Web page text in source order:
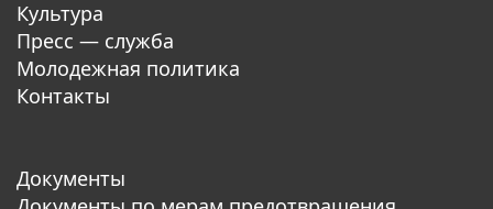
Культура
Пресс — служба
Молодежная политика
Контакты
Документы